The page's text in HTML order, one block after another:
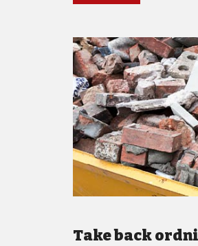
Take back